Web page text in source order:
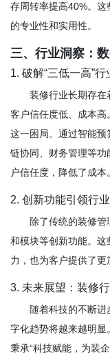
存周转率提高40%。
的专业性和实用性。
三、行业洞察：
1. 破解“三低一高”行
装修行业长期存在
客户信任度低、成本高
这一困局。通过智能
链协同、财务管理等
户信任度，降低了成本。
2. 创新功能引领行
除了传统的装修
和模块等创新功能。
力，也为客户提供了更
3. 未来展望：装修
随着科技的不断
字化趋势将越来越明
秉承“科技赋能，为装